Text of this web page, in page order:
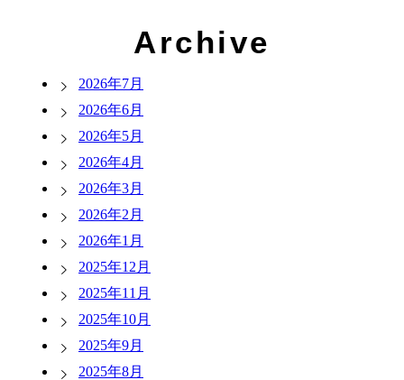
Archive
2026年7月
2026年6月
2026年5月
2026年4月
2026年3月
2026年2月
2026年1月
2025年12月
2025年11月
2025年10月
2025年9月
2025年8月